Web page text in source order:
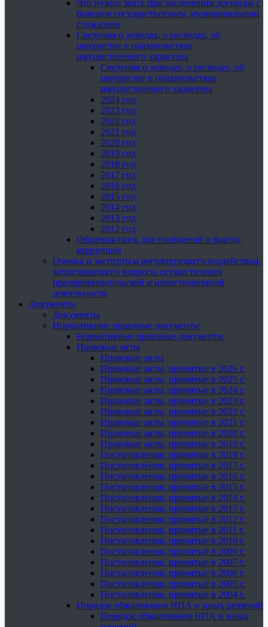
Что нужно знать при заключении договора с
бывшим государственным, муниципальным
служащим
Сведения о доходах, о расходах, об
имуществе и обязательствах
имущественного характера
Сведения о доходах, о расходах, об
имуществе и обязательствах
имущественного характера
2024 год
2023 год
2022 год
2021 год
2020 год
2019 год
2018 год
2017 год
2016 год
2015 год
2014 год
2013 год
2012 год
Обратная связь для сообщений о фактах
коррупции
Оценка и экспертиза регулирующего воздействия,
затрагивающего вопросы осуществления
предпринимательской и инвестиционной
деятельности
Документы
Документы
Нормативные правовые документы
Нормативные правовые документы
Правовые акты
Правовые акты
Правовые акты, принятые в 2026 г.
Правовые акты, принятые в 2025 г.
Правовые акты, принятые в 2024 г.
Правовые акты, принятые в 2023 г.
Правовые акты, принятые в 2022 г.
Правовые акты, принятые в 2021 г.
Правовые акты, принятые в 2020 г.
Правовые акты, принятые в 2019 г.
Постановления, принятые в 2018 г.
Постановления, принятые в 2017 г.
Постановления, принятые в 2016 г.
Постановления, принятые в 2015 г.
Постановления, принятые в 2014 г.
Постановления, принятые в 2013 г.
Постановления, принятые в 2012 г.
Постановления, принятые в 2011 г.
Постановления, принятые в 2010 г.
Постановления, принятые в 2009 г.
Постановления, принятые в 2007 г.
Постановления, принятые в 2006 г.
Постановления, принятые в 2005 г.
Постановления, принятые в 2004 г.
Порядок обжалования НПА и иных решений
Порядок обжалования НПА и иных